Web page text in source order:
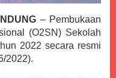
– Pembukaan
(O2SN) Sekolah
2022 secara resmi
2022).